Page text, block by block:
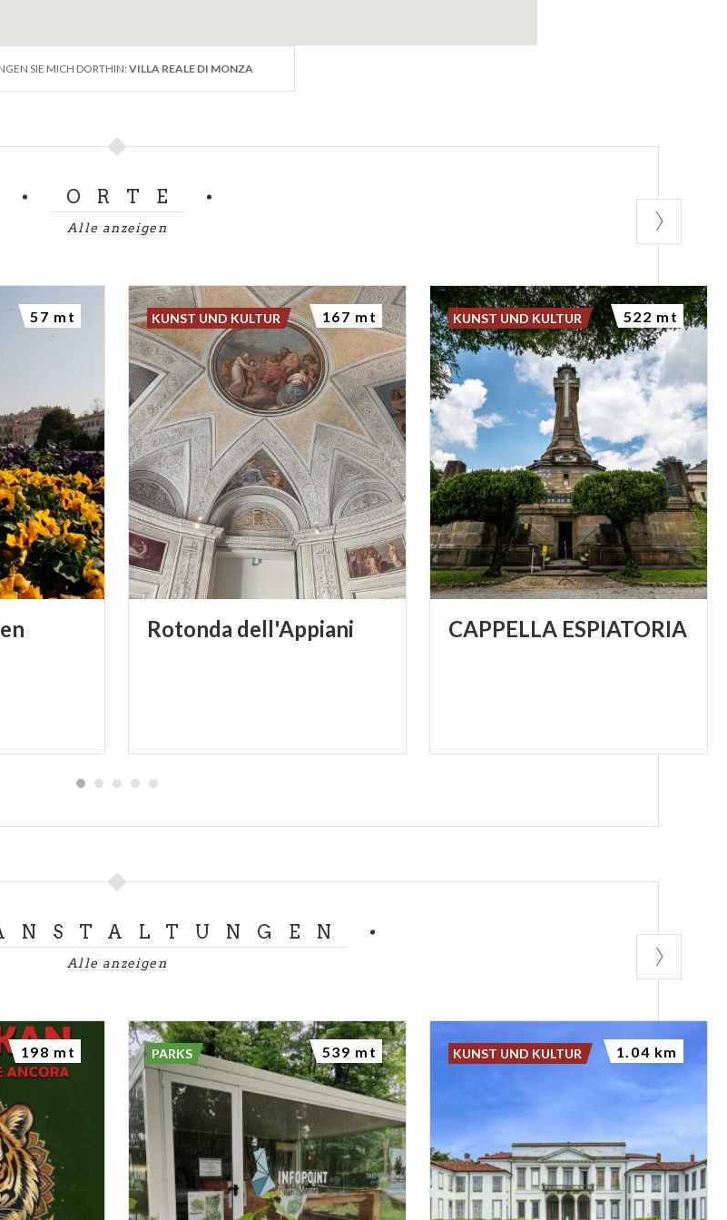
SIE MICH DORTHIN: VILLA REALE DI MONZA
ORTE
Alle anzeigen
57 mt
Rotonda dell'Appiani
KUNST UND KULTUR 167 mt
CAPPELLA ESPIATORIA
KUNST UND KULTUR 522 mt
Alle anzeigen
198 mt PARKS 539 mt KUNST UND KULTUR 1.04 km